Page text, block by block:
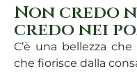
Non credo
credo nei
C’è una bellezza
che fiorisce dalla